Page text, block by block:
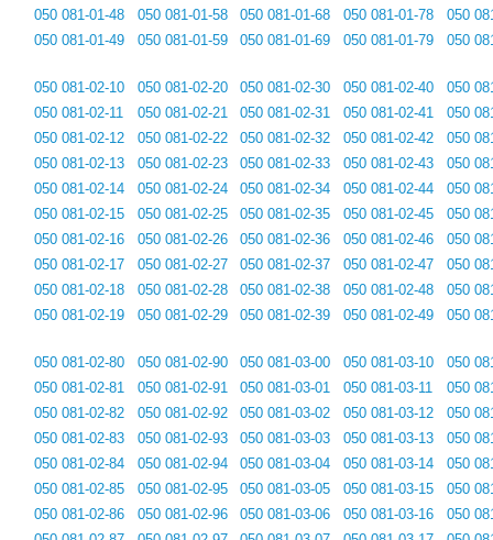
050 081-01-48
050 081-01-49
050 081-01-58
050 081-01-59
050 081-01-68
050 081-01-69
050 081-01-78
050 081-01-79
050
050
050 081-02-10
050 081-02-11
050 081-02-12
050 081-02-13
050 081-02-14
050 081-02-15
050 081-02-16
050 081-02-17
050 081-02-18
050 081-02-19
050 081-02-20
050 081-02-21
050 081-02-22
050 081-02-23
050 081-02-24
050 081-02-25
050 081-02-26
050 081-02-27
050 081-02-28
050 081-02-29
050 081-02-30
050 081-02-31
050 081-02-32
050 081-02-33
050 081-02-34
050 081-02-35
050 081-02-36
050 081-02-37
050 081-02-38
050 081-02-39
050 081-02-40
050 081-02-41
050 081-02-42
050 081-02-43
050 081-02-44
050 081-02-45
050 081-02-46
050 081-02-47
050 081-02-48
050 081-02-49
050
050
050
050
050
050
050
050
050
050
050 081-02-80
050 081-02-81
050 081-02-82
050 081-02-83
050 081-02-84
050 081-02-85
050 081-02-86
050 081-02-90
050 081-02-91
050 081-02-92
050 081-02-93
050 081-02-94
050 081-02-95
050 081-02-96
050 081-03-00
050 081-03-01
050 081-03-02
050 081-03-03
050 081-03-04
050 081-03-05
050 081-03-06
050 081-03-10
050 081-03-11
050 081-03-12
050 081-03-13
050 081-03-14
050 081-03-15
050 081-03-16
050
050
050
050
050
050
050